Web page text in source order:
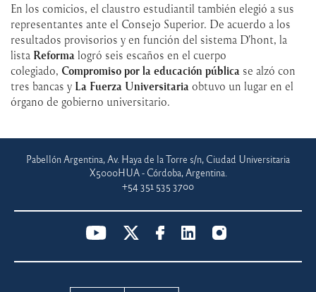
En los comicios, el claustro estudiantil también elegió a sus
representantes ante el Consejo Superior. De acuerdo a los
resultados provisorios y en función del sistema D'hont, la
lista Reforma logró seis escaños en el cuerpo
colegiado, Compromiso por la educación pública se alzó con
tres bancas y La Fuerza Universitaria obtuvo un lugar en el
órgano de gobierno universitario.
Pabellón Argentina, Av. Haya de la Torre s/n, Ciudad Universitaria
X5000HUA - Córdoba, Argentina.
+54 351 535 3700